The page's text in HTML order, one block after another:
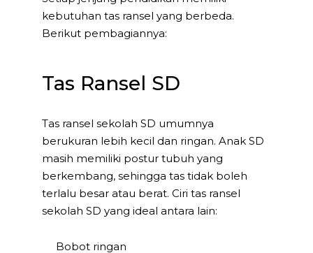
kebutuhan tas ransel yang berbeda.
Berikut pembagiannya:
Tas Ransel SD
Tas ransel sekolah SD umumnya
berukuran lebih kecil dan ringan. Anak SD
masih memiliki postur tubuh yang
berkembang, sehingga tas tidak boleh
terlalu besar atau berat. Ciri tas ransel
sekolah SD yang ideal antara lain:
Bobot ringan